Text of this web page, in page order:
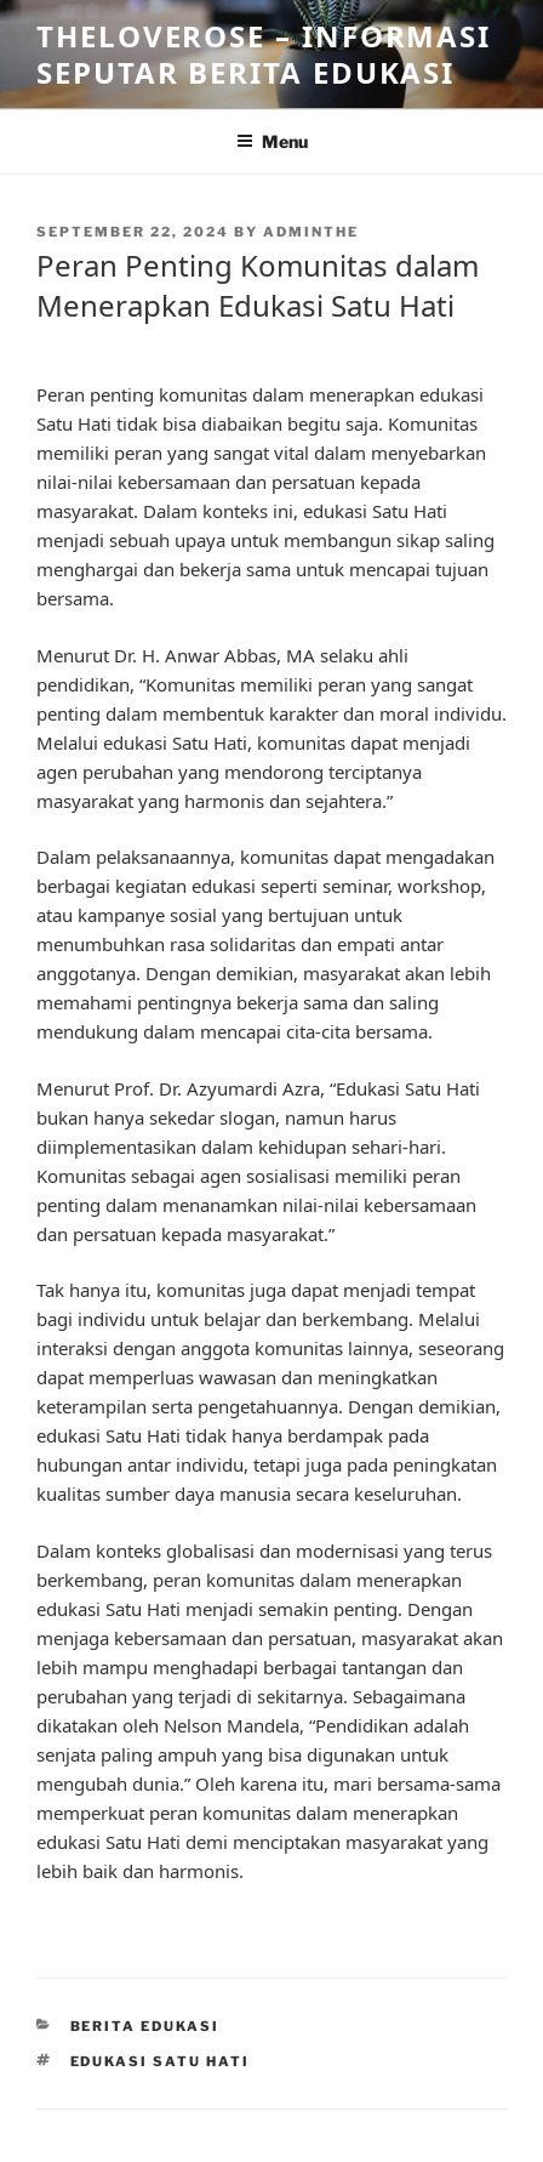
Skip
content
THELOVEROSE – INFORMASI
SEPUTAR BERITA EDUKASI
Menu
POSTED
SEPTEMBER 22, 2024 BY ADMINTHE
Peran Penting Komunitas dalam
Menerapkan Edukasi Satu Hati
Peran penting komunitas dalam menerapkan edukasi
Satu Hati tidak bisa diabaikan begitu saja. Komunitas
memiliki peran yang sangat vital dalam menyebarkan
nilai-nilai kebersamaan dan persatuan kepada
masyarakat. Dalam konteks ini, edukasi Satu Hati
menjadi sebuah upaya untuk membangun sikap saling
menghargai dan bekerja sama untuk mencapai tujuan
bersama.
Menurut Dr. H. Anwar Abbas, MA selaku ahli
pendidikan, “Komunitas memiliki peran yang sangat
penting dalam membentuk karakter dan moral individu.
Melalui edukasi Satu Hati, komunitas dapat menjadi
agen perubahan yang mendorong terciptanya
masyarakat yang harmonis dan sejahtera.”
Dalam pelaksanaannya, komunitas dapat mengadakan
berbagai kegiatan edukasi seperti seminar, workshop,
atau kampanye sosial yang bertujuan untuk
menumbuhkan rasa solidaritas dan empati antar
anggotanya. Dengan demikian, masyarakat akan lebih
memahami pentingnya bekerja sama dan saling
mendukung dalam mencapai cita-cita bersama.
Menurut Prof. Dr. Azyumardi Azra, “Edukasi Satu Hati
bukan hanya sekedar slogan, namun harus
diimplementasikan dalam kehidupan sehari-hari.
Komunitas sebagai agen sosialisasi memiliki peran
penting dalam menanamkan nilai-nilai kebersamaan
dan persatuan kepada masyarakat.”
Tak hanya itu, komunitas juga dapat menjadi tempat
bagi individu untuk belajar dan berkembang. Melalui
interaksi dengan anggota komunitas lainnya, seseorang
dapat memperluas wawasan dan meningkatkan
keterampilan serta pengetahuannya. Dengan demikian,
edukasi Satu Hati tidak hanya berdampak pada
hubungan antar individu, tetapi juga pada peningkatan
kualitas sumber daya manusia secara keseluruhan.
Dalam konteks globalisasi dan modernisasi yang terus
berkembang, peran komunitas dalam menerapkan
edukasi Satu Hati menjadi semakin penting. Dengan
menjaga kebersamaan dan persatuan, masyarakat akan
lebih mampu menghadapi berbagai tantangan dan
perubahan yang terjadi di sekitarnya. Sebagaimana
dikatakan oleh Nelson Mandela, “Pendidikan adalah
senjata paling ampuh yang bisa digunakan untuk
mengubah dunia.” Oleh karena itu, mari bersama-sama
memperkuat peran komunitas dalam menerapkan
edukasi Satu Hati demi menciptakan masyarakat yang
lebih baik dan harmonis.
CATEGORIES
BERITA EDUKASI
TAGS
EDUKASI SATU HATI